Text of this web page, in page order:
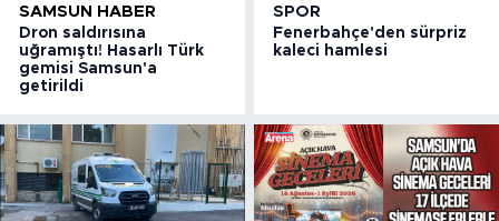
SAMSUN HABER
Dron saldırısına
uğramıştı! Hasarlı Türk
gemisi Samsun'a
getirildi
SPOR
Fenerbahçe'den sürpriz
kaleci hamlesi